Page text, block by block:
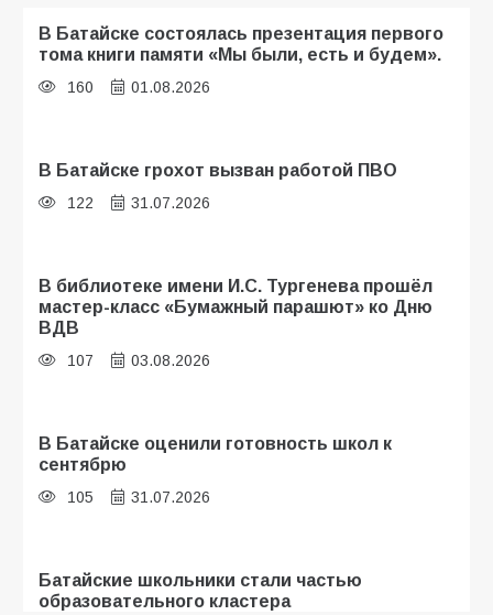
В Батайске состоялась презентация первого
тома книги памяти «Мы были, есть и будем».
160 01.08.2026
В Батайске грохот вызван работой ПВО
122 31.07.2026
В библиотеке имени И.С. Тургенева прошёл
мастер-класс «Бумажный парашют» ко Дню
ВДВ
107 03.08.2026
В Батайске оценили готовность школ к
сентябрю
105 31.07.2026
Батайские школьники стали частью
образовательного кластера